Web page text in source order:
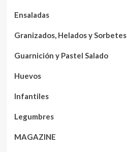
Ensaladas
Granizados, Helados y Sorbetes
Guarnición y Pastel Salado
Huevos
Infantiles
Legumbres
MAGAZINE